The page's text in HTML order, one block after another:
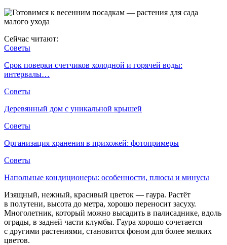
Сейчас читают:
Советы
Срок поверки счетчиков холодной и горячей воды:
интервалы…
Советы
Деревянный дом с уникальной крышей
Советы
Организация хранения в прихожей: фотопримеры
Советы
Напольные кондиционеры: особенности, плюсы и минусы
Изящный, нежный, красивый цветок — гаура. Растёт
в полутени, высота до метра, хорошо переносит засуху.
Многолетник, который можно высадить в палисаднике, вдоль
ограды, в задней части клумбы. Гаура хорошо сочетается
с другими растениями, становится фоном для более мелких
цветов.